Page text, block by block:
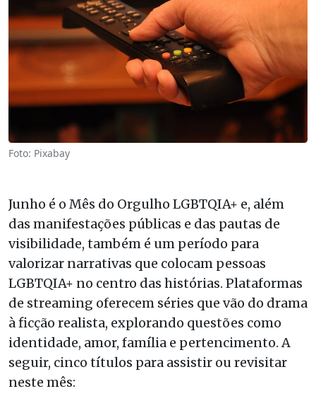
Foto: Pixabay
Junho é o Mês do Orgulho LGBTQIA+ e, além
das manifestações públicas e das pautas de
visibilidade, também é um período para
valorizar narrativas que colocam pessoas
LGBTQIA+ no centro das histórias. Plataformas
de streaming oferecem séries que vão do drama
à ficção realista, explorando questões como
identidade, amor, família e pertencimento. A
seguir, cinco títulos para assistir ou revisitar
neste mês: